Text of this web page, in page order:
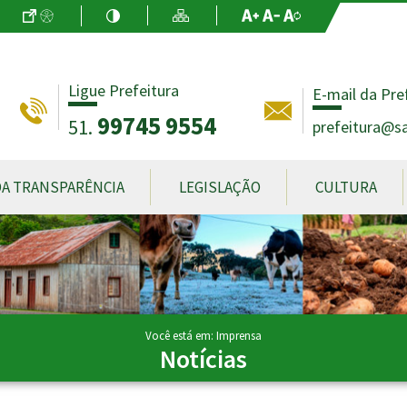
Ir para o Conteúdo
AcessibilidadeAlto ContrasteMapa do Site Aumentar
Diminuir
Fonte Original
Ligue Prefeitura
51. 99745 9554
E-mail da
TRANSPARÊNCIA LEGISLAÇÃO CULTURA
Você está em: Imprensa
Notícias